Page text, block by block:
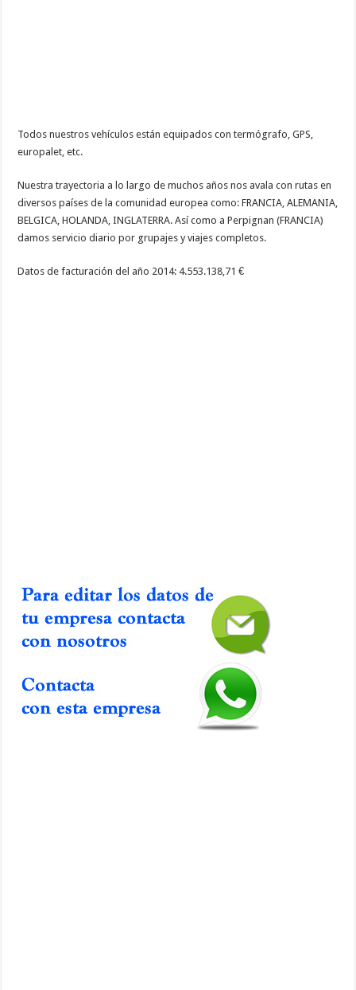
Todos nuestros vehículos están equipados con termógrafo, GPS,
europalet, etc.
Nuestra trayectoria a lo largo de muchos años nos avala con rutas en
diversos países de la comunidad europea como: FRANCIA, ALEMANIA,
BELGICA, HOLANDA, INGLATERRA. Así como a Perpignan (FRANCIA)
damos servicio diario por grupajes y viajes completos.
Datos de facturación del año 2014: 4.553.138,71 €